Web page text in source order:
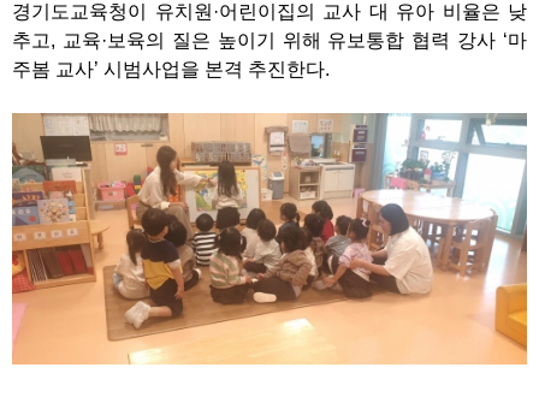
경기도교육청이 유치원·어린이집의 교사 대 유아 비율은 낮
추고, 교육·보육의 질은 높이기 위해 유보통합 협력 강사 ‘마
주봄 교사’ 시범사업을 본격 추진한다.